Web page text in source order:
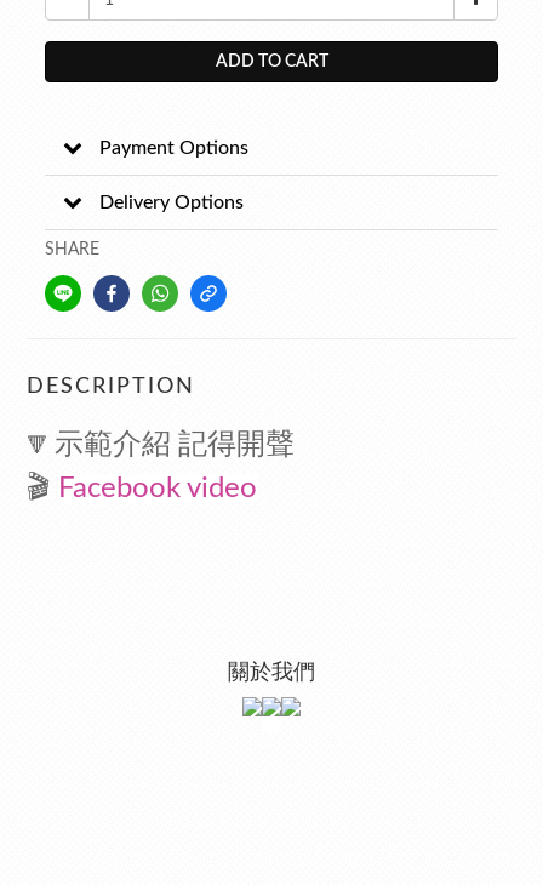
ADD TO CART
Payment Options
Delivery Options
SHARE
DESCRIPTION
🔻 示範介紹 記得開聲
🎬 Facebook video
關於我們